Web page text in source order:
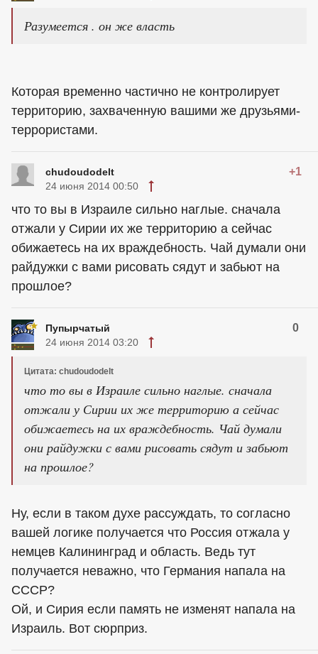
Разумеется . он же власть
Которая временно частично не контролирует
территорию, захваченную вашими же друзьями-
террористами.
chudoudodelt +1
24 июня 2014 00:50
что то вы в Израиле сильно наглые. сначала
отжали у Сирии их же территорию а сейчас
обижаетесь на их враждебность. Чай думали они
райдужки с вами рисовать сядут и забьют на
прошлое?
Пупырчатый 0
24 июня 2014 03:20
Цитата: chudoudodelt
что то вы в Израиле сильно наглые. сначала
отжали у Сирии их же территорию а сейчас
обижаетесь на их враждебность. Чай думали
они райдужки с вами рисовать сядут и забьют
на прошлое?
Ну, если в таком духе рассуждать, то согласно
вашей логике получается что Россия отжала у
немцев Калининград и область. Ведь тут
получается неважно, что Германия напала на
СССР?
Ой, и Сирия если память не изменят напала на
Израиль. Вот сюрприз.